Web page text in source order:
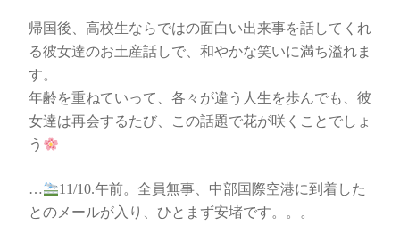
帰国後、高校生ならではの面白い出来事を話してくれ
る彼女達のお土産話しで、和やかな笑いに満ち溢れま
す。
年齢を重ねていって、各々が違う人生を歩んでも、彼
女達は再会するたび、この話題で花が咲くことでしょ
う
…
11/10.午前。全員無事、中部国際空港に到着した
とのメールが入り、ひとまず安堵です。。。